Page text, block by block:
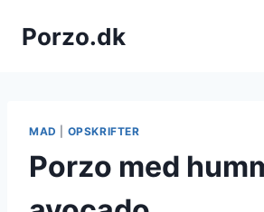
Porzo.dk
MAD OPSKRIFTER
Porzo med